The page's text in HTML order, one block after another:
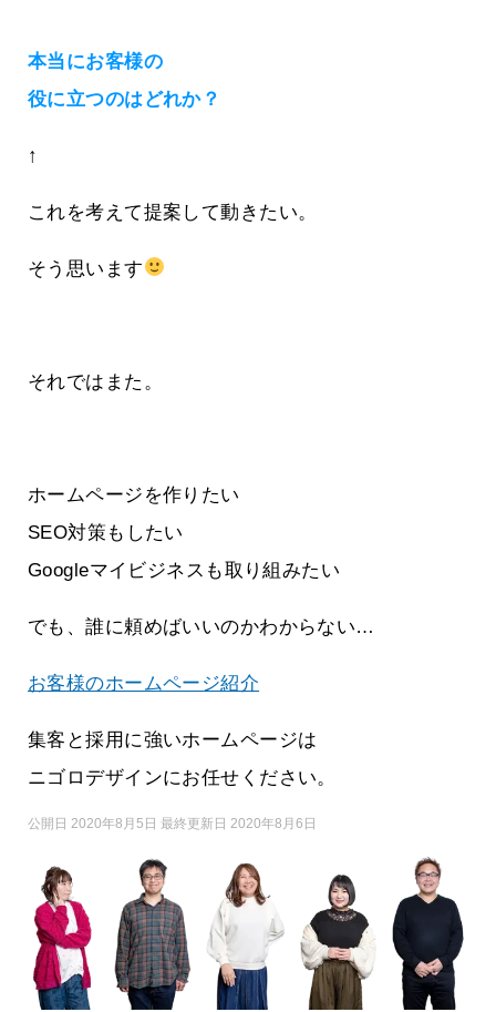
本当にお客様の
役に立つのはどれか？
↑
これを考えて提案して動きたい。
そう思います
それではまた。
ホームページを作りたい
SEO対策もしたい
Googleマイビジネスも取り組みたい
でも、誰に頼めばいいのかわからない…
お客様のホームページ紹介
集客と採用に強いホームページは
ニゴロデザインにお任せください。
公開日 2020年8月5日 最終更新日 2020年8月6日